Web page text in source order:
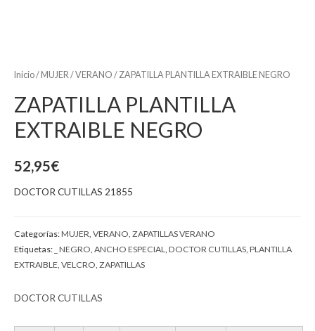
Inicio/ MUJER /VERANO / ZAPATILLA PLANTILLA EXTRAIBLE NEGRO
ZAPATILLA PLANTILLA
EXTRAIBLE NEGRO
52,95€
DOCTOR CUTILLAS 21855
Categorías:MUJER VERANO ZAPATILLAS VERANO
Etiquetas: _ NEGRO ANCHO ESPECIAL DOCTOR CUTILLAS PLANTILLA
EXTRAIBLE VELCRO ZAPATILLAS
DOCTOR CUTILLAS